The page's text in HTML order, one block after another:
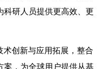
科研人员提供更高效、更
术创新与应用拓展，整合
案，为全球用户提供从基